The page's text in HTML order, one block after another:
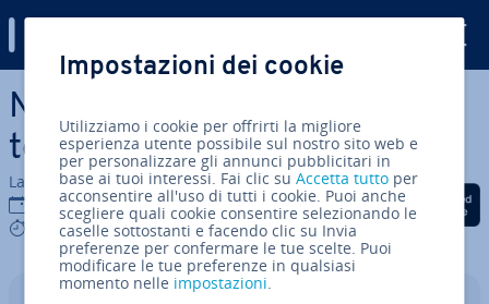
Vai al contenuto prin­ci­pa­le
NTLM: come funziona il pro­
to­col­lo
La redazione di IONOS
16 set 2020
4 mins
Condividi via Facebook
Condividi via Twitter
Condividi via
Impostazioni dei cookie
Utilizziamo i cookie per offrirti la migliore
esperienza utente possibile sul nostro sito web e
per personalizzare gli annunci pubblicitari in
base ai tuoi interessi. Fai clic suAccetta tutto per
acconsentire all'uso di tutti i cookie. Puoi anche
scegliere quali cookie consentire selezionando le
caselle sottostanti e facendo clic su Invia
preferenze per confermare le tue scelte. Puoi
modificare le tue preferenze in qualsiasi
momento nelle impostazioni.